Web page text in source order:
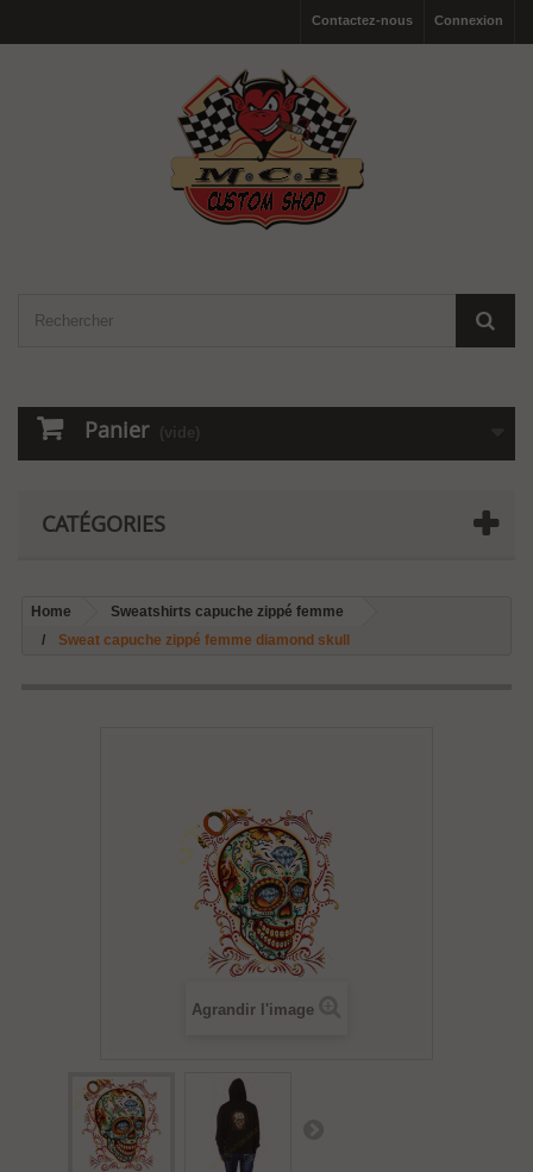
Connexion
Contactez-nous
Panier (vide)
CATÉGORIES
Home
Sweatshirts capuche zippé femme
Sweat capuche zippé femme diamond skull
Agrandir l'image